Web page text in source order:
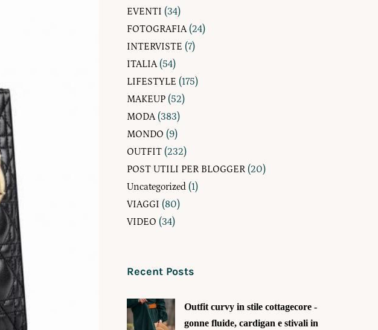
EVENTI (34)
FOTOGRAFIA(24)
INTERVISTE (7)
ITALIA(54)
LIFESTYLE (175)
MAKEUP (52)
MODA(383)
MONDO (9)
OUTFIT (232)
POST UTILI PER BLOGGER (20)
Uncategorized (1)
VIAGGI (80)
VIDEO (34)
Recent Posts
Outfit curvy in stile cottagecore -
gonne fluide, cardigan e stivali in